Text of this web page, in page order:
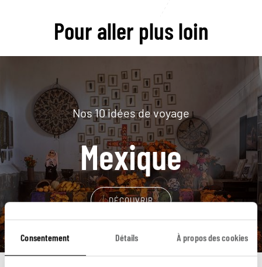
Consentement Détails À propos des cookies
Pour aller plus loin
Nos 10 idées de voyage
Mexique
DÉCOUVRIR